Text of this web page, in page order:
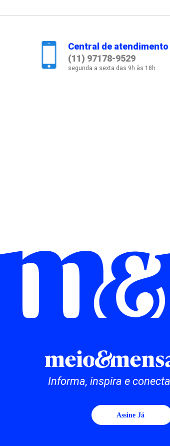
Central de atendimento
(11) 97178-9529
segunda a sexta das 9h às 18h
Informa, inspira e
Assine Já